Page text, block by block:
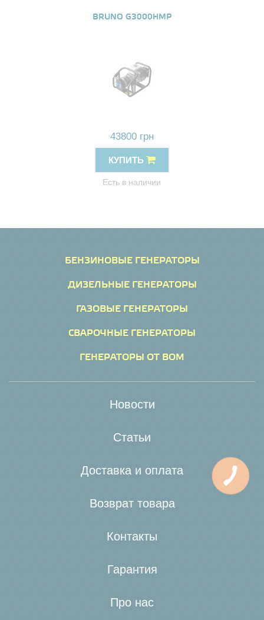
BRUNO G3000HMP
43800 грн
КУПИТЬ
Есть в наличии
БЕНЗИНОВЫЕ ГЕНЕРАТОРЫ
ДИЗЕЛЬНЫЕ ГЕНЕРАТОРЫ
ГАЗОВЫЕ ГЕНЕРАТОРЫ
СВАРОЧНЫЕ ГЕНЕРАТОРЫ
ГЕНЕРАТОРЫ ОТ ВОМ
Новости
Статьи
Доставка и оплата
Возврат товара
Контакты
Гарантия
Про нас